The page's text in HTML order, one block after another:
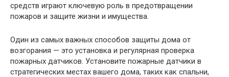
средств играют ключевую роль в предотвращении
пожаров и защите жизни и имущества.
Один из самых важных способов защиты дома от
возгорания — это установка и регулярная проверка
пожарных датчиков. Установите пожарные датчики в
стратегических местах вашего дома, таких как спальни,